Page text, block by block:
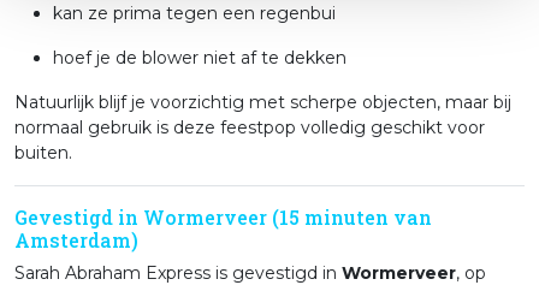
kan ze prima tegen een regenbui
hoef je de blower niet af te dekken
Natuurlijk blijf je voorzichtig met scherpe objecten, maar bij
normaal gebruik is deze feestpop volledig geschikt voor
buiten.
Gevestigd in Wormerveer (15 minuten van
Amsterdam)
Sarah Abraham Express is gevestigd in Wormerveer, op